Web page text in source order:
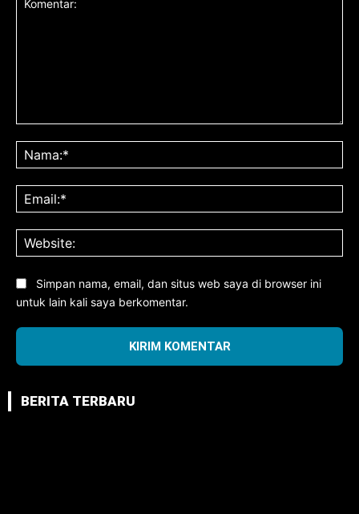
Simpan nama, email, dan situs web saya di browser ini
untuk lain kali saya berkomentar.
BERITA TERBARU